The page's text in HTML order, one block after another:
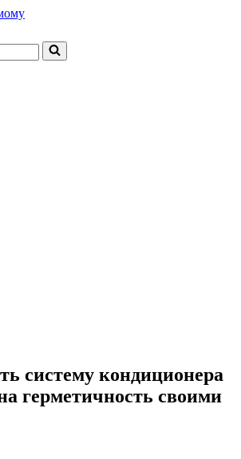
систему кондиционера
герметичность своими